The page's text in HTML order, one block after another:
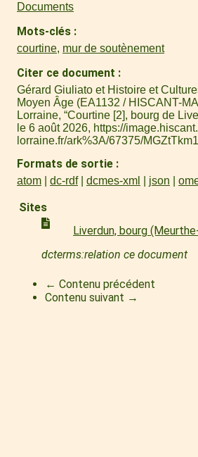
Documents
Mots-clés
courtine, mur de soutènement
Citer ce document
Gérard Giuliato et Histoire et
Moyen Âge (EA1132 / HISCANT-
Lorraine, “Courtine [2], bourg de
le 6 août 2026, https://
lorraine.fr/ark%3A/67375/
Formats de sortie
atom dc-rdf dcmes-xml json
Sites
Liverdun, bourg
dcterms:relation ce document
← Contenu précédent
Contenu suivant →